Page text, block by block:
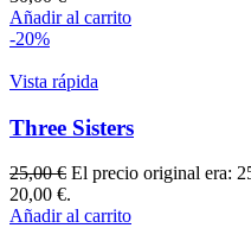
Añadir al carrito
-20%
Vista rápida
Three Sisters
25,00€ El precio original era:
20,00 €.
Añadir al carrito